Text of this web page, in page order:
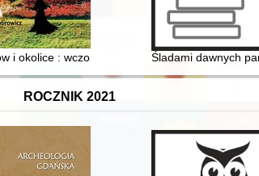
1795-1918
i okolice : wczoraj, dziś, jutroŚladami dawnych
ROCZNIK 2021